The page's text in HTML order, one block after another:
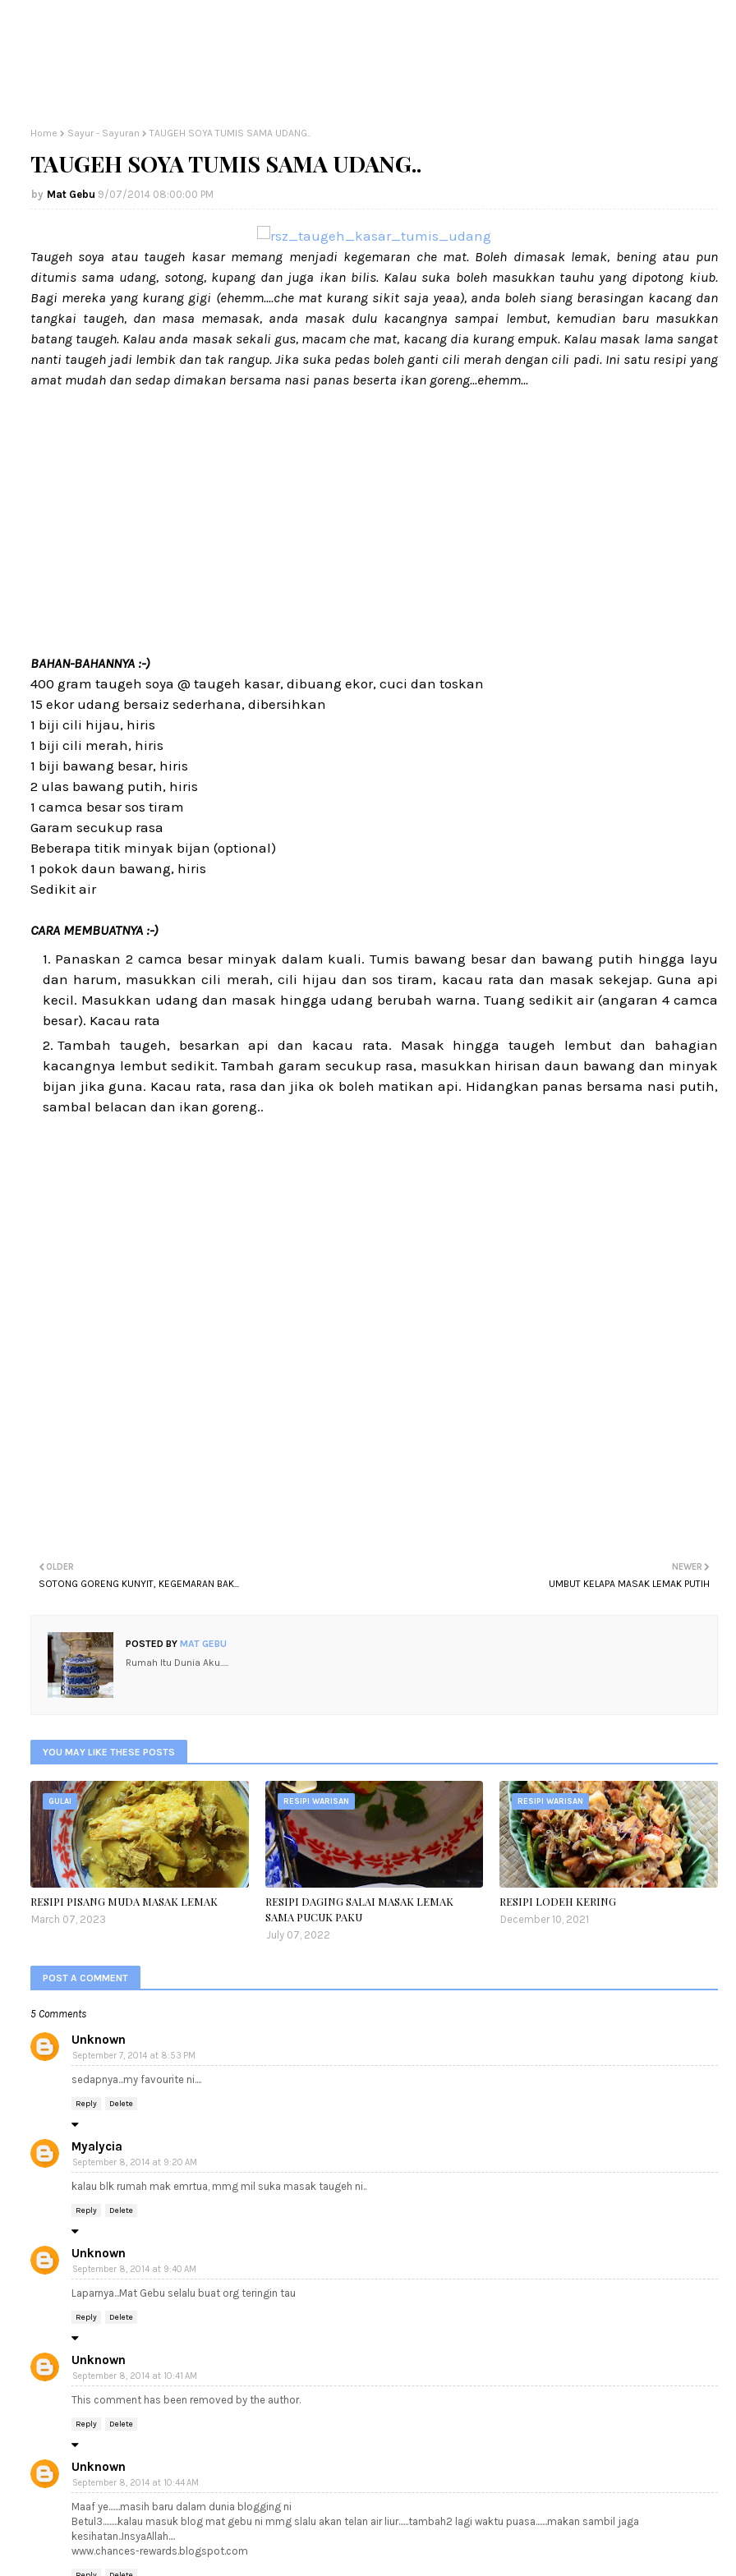
Home Sayur - Sayuran TAUGEH SOYA TUMIS SAMA UDANG..
TAUGEH SOYA TUMIS SAMA UDANG..
Mat Gebu 9/07/2014 08:00:00 PM
Taugeh soya atau taugeh kasar memang menjadi kegemaran che mat. Boleh dimasak lemak, bening atau pun
ditumis sama udang, sotong, kupang dan juga ikan bilis. Kalau suka boleh masukkan tauhu yang dipotong kiub.
Bagi mereka yang kurang gigi (ehemm....che mat kurang sikit saja yeaa), anda boleh siang berasingan kacang dan
tangkai taugeh, dan masa memasak, anda masak dulu kacangnya sampai lembut, kemudian baru masukkan
batang taugeh. Kalau anda masak sekali gus, macam che mat, kacang dia kurang empuk. Kalau masak lama sangat
nanti taugeh jadi lembik dan tak rangup. Jika suka pedas boleh ganti cili merah dengan cili padi. Ini satu resipi yang
amat mudah dan sedap dimakan bersama nasi panas beserta ikan goreng...ehemm...
BAHAN-BAHANNYA :-)
400 gram taugeh soya @ taugeh kasar, dibuang ekor, cuci dan toskan
15 ekor udang bersaiz sederhana, dibersihkan
1 biji cili hijau, hiris
1 biji cili merah, hiris
1 biji bawang besar, hiris
2 ulas bawang putih, hiris
1 camca besar sos tiram
Garam secukup rasa
Beberapa titik minyak bijan (optional)
1 pokok daun bawang, hiris
Sedikit air
CARA MEMBUATNYA :-)
Panaskan 2 camca besar minyak dalam kuali. Tumis bawang besar dan bawang putih hingga layu
dan harum, masukkan cili merah, cili hijau dan sos tiram, kacau rata dan masak sekejap. Guna api
kecil. Masukkan udang dan masak hingga udang berubah warna. Tuang sedikit air (angaran 4 camca
besar). Kacau rata
Tambah taugeh, besarkan api dan kacau rata. Masak hingga taugeh lembut dan bahagian
kacangnya lembut sedikit. Tambah garam secukup rasa, masukkan hirisan daun bawang dan minyak
bijan jika guna. Kacau rata, rasa dan jika ok boleh matikan api. Hidangkan panas bersama nasi putih,
sambal belacan dan ikan goreng..
NEWER
UMBUT KELAPA MASAK LEMAK PUTIH
OLDER
SOTONG GORENG KUNYIT, KEGEMARAN BAK...
POSTED BY MAT GEBU
Rumah Itu Dunia Aku.....
YOU MAY LIKE THESE POSTS
GULAI
RESIPI PISANG MUDA MASAK LEMAK
March 07, 2023
RESIPI WARISAN
RESIPI DAGING SALAI MASAK LEMAK
SAMA PUCUK PAKU
July 07, 2022
RESIPI WARISAN
RESIPI LODEH KERING
December 10, 2021
POST A COMMENT
5 Comments
Unknown
September 7, 2014 at 8:53 PM
sedapnya...my favourite ni....
Reply Delete
Myalycia
September 8, 2014 at 9:20 AM
kalau blk rumah mak emrtua, mmg mil suka masak taugeh ni..
Reply Delete
Unknown
September 8, 2014 at 9:40 AM
Laparnya...Mat Gebu selalu buat org teringin tau
Reply Delete
Unknown
September 8, 2014 at 10:41 AM
This comment has been removed by the author.
Reply Delete
Unknown
September 8, 2014 at 10:44 AM
Maaf ye.......masih baru dalam dunia blogging ni
Betul3.........kalau masuk blog mat gebu ni mmg slalu akan telan air liur......tambah2 lagi waktu puasa.......makan sambil jaga
kesihatan..InsyaAllah....
www.chances-rewards.blogspot.com